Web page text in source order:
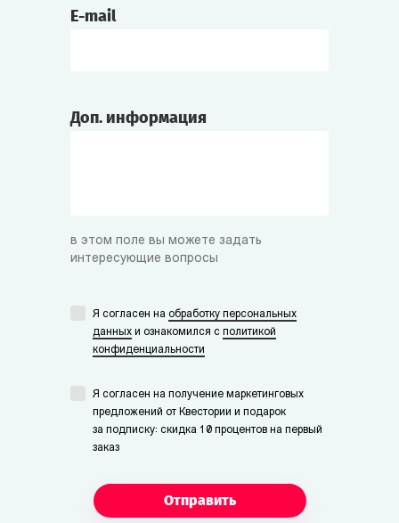
E-mail
Доп. информация
в этом поле вы можете задать
интересующие вопросы
Я согласен на обработку персональных
данных и ознакомился с политикой
конфиденциальности
Я согласен на получение маркетинговых
предложений от Квестории и подарок
за подписку: скидка 10 процентов на первый
заказ
Отправить